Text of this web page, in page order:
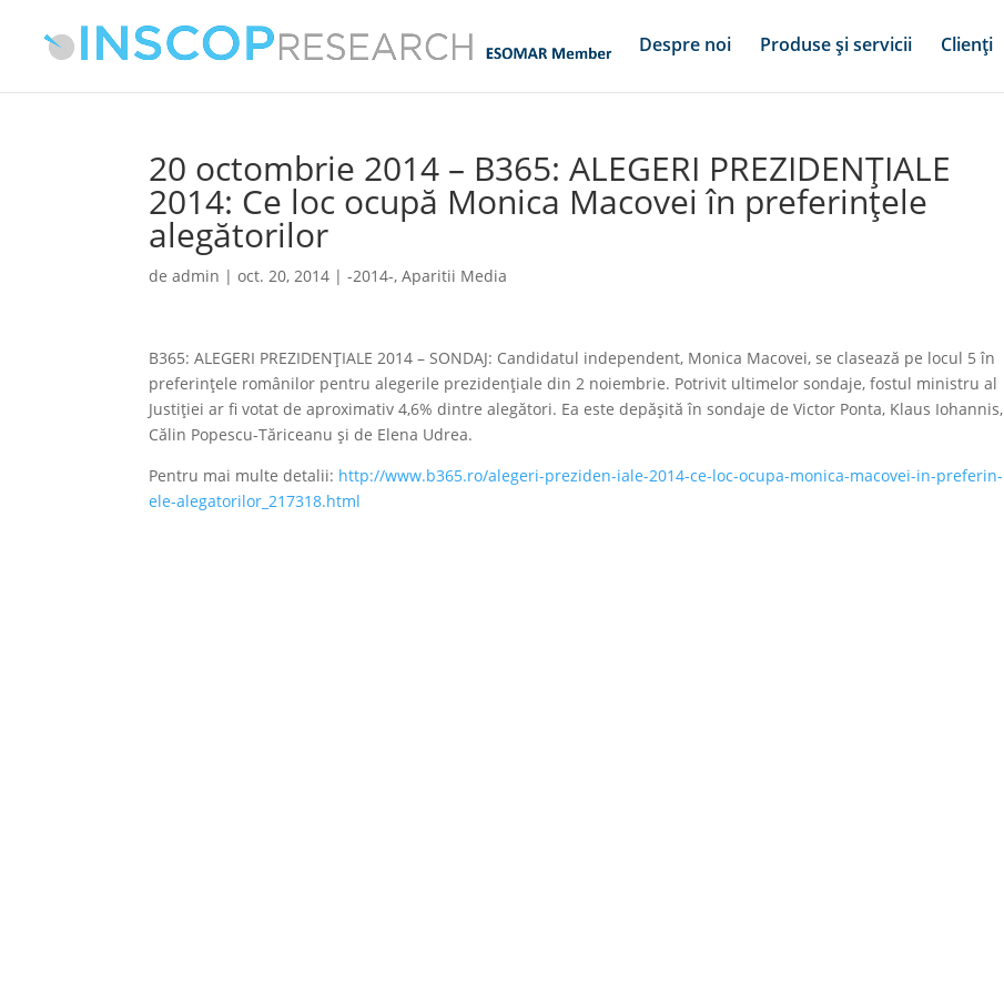
Despre noi Produse și servicii Clienți
20 octombrie 2014 – B365: ALEGERI PREZIDENȚIALE
2014: Ce loc ocupă Monica Macovei în preferințele
alegătorilor
deadmin |oct. 20, 2014 |-2014-,Aparitii Media
B365: ALEGERI PREZIDENȚIALE 2014 – SONDAJ: Candidatul independent, Monica Macovei, se clasează pe locul 5 în
preferințele românilor pentru alegerile prezidențiale din 2 noiembrie. Potrivit ultimelor sondaje, fostul ministru al
Justiției ar fi votat de aproximativ 4,6% dintre alegători. Ea este depășită în sondaje de Victor Ponta, Klaus Iohannis,
Călin Popescu-Tăriceanu și de Elena Udrea.
Pentru mai multe detalii: http://www.b365.ro/alegeri-preziden-iale-2014-ce-loc-ocupa-monica-macovei-in-preferin-
ele-alegatorilor_217318.html